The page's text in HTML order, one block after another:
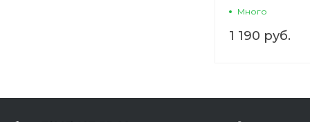
Toothbrush
Много
1 190 руб.